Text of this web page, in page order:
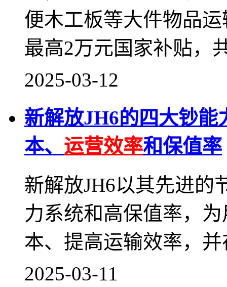
便木工板等大件物品
最高2万元国家补贴，
2025-03-12
新解放JH6的四大钞
本、 运营效率和保值率
新解放JH6以其先进的
力系统和高保值率，
本、提高运输效率，
2025-03-11